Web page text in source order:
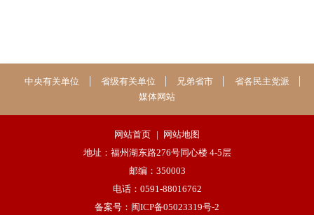
中央有关单位 省级有关单位 兄弟省市
省各民主党派
媒体网站
网站首页 |
网站地图
地址：福州湖东路276号同心楼 4-5层
邮编：350003
电话：0591-88016762
备案号：闽ICP备05023319号-2